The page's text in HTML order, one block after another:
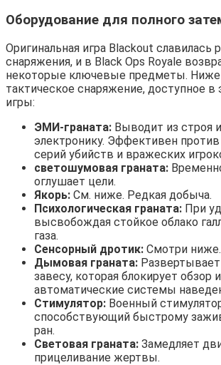
Оборудование для полного
Оригинальная игра Blackout славилась
снаряжения, и в Black Ops Royale
некоторые ключевые предметы.
тактическое снаряжение, доступное
игры:
ЭМИ-граната: Выводит из строя
электронику. Эффективен
серий убийств и вражеских
светошумовая граната:
оглушает цели.
Якорь: См. ниже. Редкая добыча.
Психологическая граната: При
высвобождая стойкое облако
газа.
Сенсорный дротик: Смотри ниже.
Дымовая граната:
завесу, которая блокирует обзор и
автоматические системы
Стимулятор: Военный
способствующий быстрому
ран.
Световая граната: Замедляет
прицеливание жертвы.